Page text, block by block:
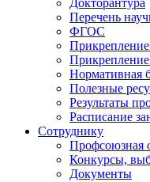
Докторантура
Перечень
ФГОС
Прикрепление
Прикрепление
Нормативная
Полезные
Результаты
Расписание
Сотруднику
Профсоюзная
Конкурсы,
Документы